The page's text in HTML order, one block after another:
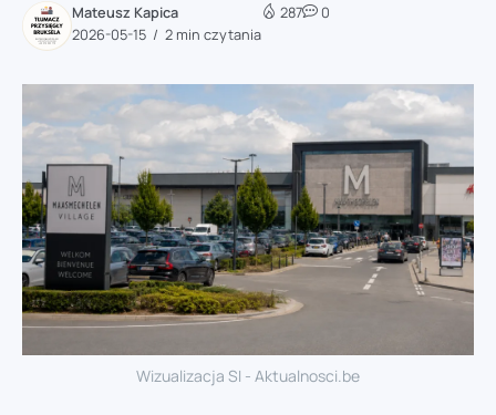
Mateusz Kapica
2026-05-15
2 min czytania
287 0
Wizualizacja SI - Aktualnosci.be